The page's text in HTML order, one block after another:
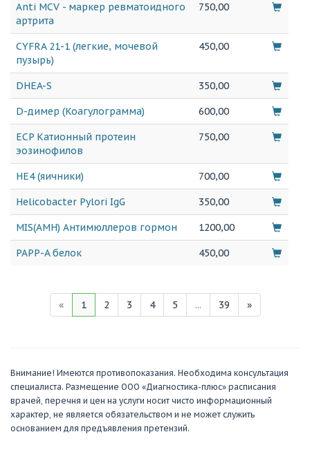
Anti MCV - маркер ревматоидного
артрита
750,00
CYFRA 21-1 (легкие, мочевой
пузырь)
450,00
DHEA-S 350,00
D-димер (Коагулограмма) 600,00
ECP Катионный протеин
эозинофилов
750,00
HE4 (яичники) 700,00
Helicobacter Pylori IgG 350,00
MIS(AMH) Антимюллеров гормон 1200,00
PAPP-A белок 450,00
« 1 2 3 4 5 ... 39 »
Внимание! Имеются противопоказания. Необходима консультация
специалиста. Размещение ООО «Диагностика-плюс» расписания
врачей, перечня и цен на услуги носит чисто информационный
характер, не является обязательством и не может служить
основанием для предъявления претензий.